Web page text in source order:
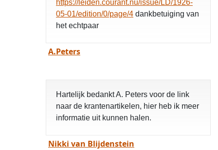
https://leiden.courant.nu/issue/LD/1926-
05-01/edition/0/page/4 dankbetuiging van
het echtpaar
A.Peters
Hartelijk bedankt A. Peters voor de link
naar de krantenartikelen, hier heb ik meer
informatie uit kunnen halen.
Nikki van Blijdenstein